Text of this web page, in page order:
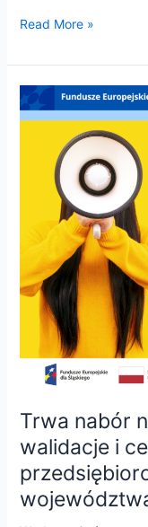
Read More »
Trwa nabór
walidacje i
Trwa
szkolenia,
doradztwo,
walidacje
certyfikacje
dla
przedsiębiorców
MŚP
województwa
śląskiego!